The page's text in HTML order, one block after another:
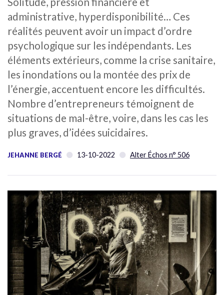
administrative, hyperdisponibilité… Ces
réalités peuvent avoir un impact d’ordre
psychologique sur les indépendants. Les
éléments extérieurs, comme la crise sanitaire,
les inondations ou la montée des prix de
l’énergie, accentuent encore les difficultés.
Nombre d’entrepreneurs témoignent de
situations de mal-être, voire, dans les cas les
plus graves, d’idées suicidaires.
JEHANNE BERGÉ 13-10-2022 Alter Échos n° 506